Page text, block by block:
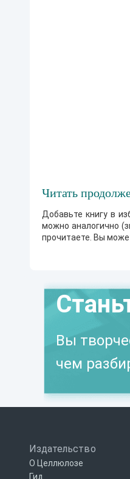
Читать
Добавьте книгу в
можно аналогично
прочитаете. Вы
Вы
чем
Издательство
О Целлюлозе
Гид